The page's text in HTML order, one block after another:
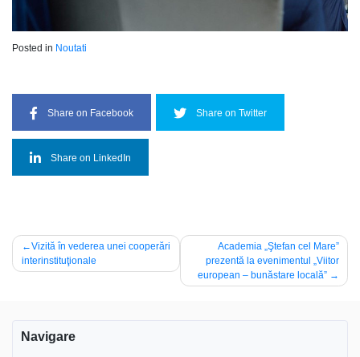
Posted in Noutati
Share on Facebook Share on Twitter
Share on LinkedIn
Post
navigation
Vizită în vederea unei cooperări
interinstituţionale
Academia „Ştefan cel Mare”
prezentă la evenimentul „Viitor
european – bunăstare locală”
Navigare